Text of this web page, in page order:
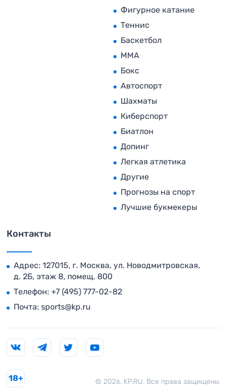
Фигурное катание
Теннис
Баскетбол
MMA
Бокс
Автоспорт
Шахматы
Киберспорт
Биатлон
Допинг
Легкая атлетика
Другие
Прогнозы на спорт
Лучшие букмекеры
Контакты
Адрес: 127015, г. Москва, ул. Новодмитровская,
д. 2Б, этаж 8, помещ. 800
Телефон: +7 (495) 777-02-82
Почта: sports@kp.ru
© 2026. KP.RU. Все права защищены.
18+